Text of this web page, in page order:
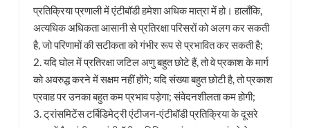
प्रतिक्रिया प्रणाली में एंटीबॉडी हमेशा अधिक मात्रा में हो। हालाँकि,
अत्यधिक अधिकता आसानी से प्रतिरक्षा परिसरों को अलग कर सकती
है, जो परिणामों की सटीकता को गंभीर रूप से प्रभावित कर सकती है;
2. यदि घोल में प्रतिरक्षा जटिल अणु बहुत छोटे हैं, तो वे प्रकाश के मार्ग
को अवरुद्ध करने में सक्षम नहीं होंगे; यदि संख्या बहुत छोटी है, तो प्रकाश
प्रवाह पर उनका बहुत कम प्रभाव पड़ेगा; संवेदनशीलता कम होगी;
3. ट्रांसमिटेंस टर्बिडिमेट्री एंटीजन-एंटीबॉडी प्रतिक्रिया के दूसरे